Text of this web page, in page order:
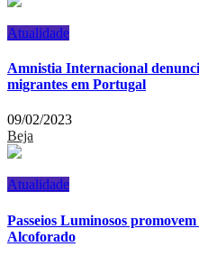
Atualidade
Amnistia Internacional
migrantes em Portugal
09/02/2023
Beja
Atualidade
Passeios Luminosos
Alcoforado